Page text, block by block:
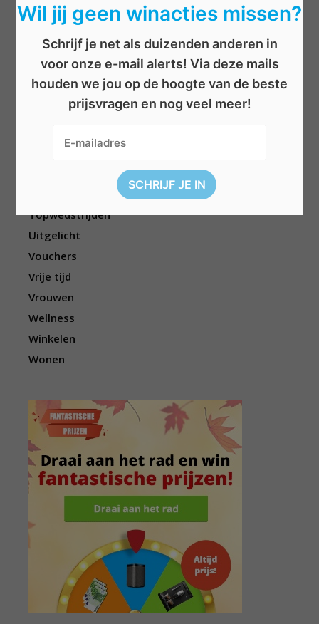
Elektronica
Eten/drinken
Geld
Kinderen
Kleding
Mannen
Topwedstrijden
Uitgelicht
Vouchers
Vrije tijd
Vrouwen
Wellness
Winkelen
Wonen
Wil jij geen winacties missen?
Schrijf je net als duizenden anderen in
voor onze e-mail alerts! Via deze mails
houden we jou op de hoogte van de beste
prijsvragen en nog veel meer!